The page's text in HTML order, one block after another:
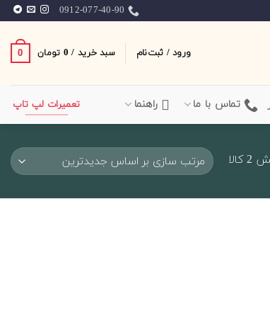
0912-077-40-90
ورود / ثبت‌نام سبد خرید / 0 تومان 0
تماس با ما راهنما تعمیرات لپ تاپ
Sorted
latest